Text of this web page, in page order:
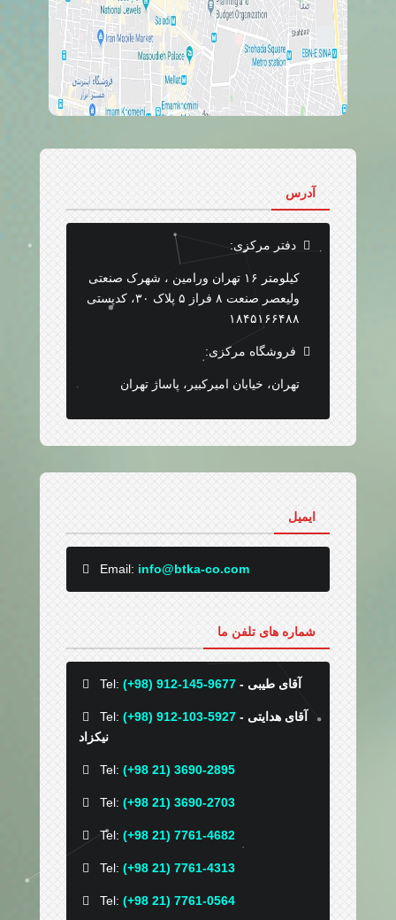
آدرس
دفتر مرکزی:
کیلومتر ۱۶ تهران ورامین ، شهرک صنعتی
ولیعصر صنعت ۸ فراز ۵ پلاک ۳۰، کدپستی
۱۸۴۵۱۶۶۴۸۸
فروشگاه مرکزی:
تهران، خیابان امیرکبیر، پاساژ تهران
شماره های تلفن ما
Tel: (+98) 912-145-9677 - آقای طیبی
Tel: (+98) 912-103-5927 - آقای هدایتی
نیکزاد
Tel: (+98 21) 3690-2895
Tel: (+98 21) 3690-2703
Tel: (+98 21) 7761-4682
Tel: (+98 21) 7761-4313
Tel: (+98 21) 7761-0564
ایمیل
Email: info@btka-co.com